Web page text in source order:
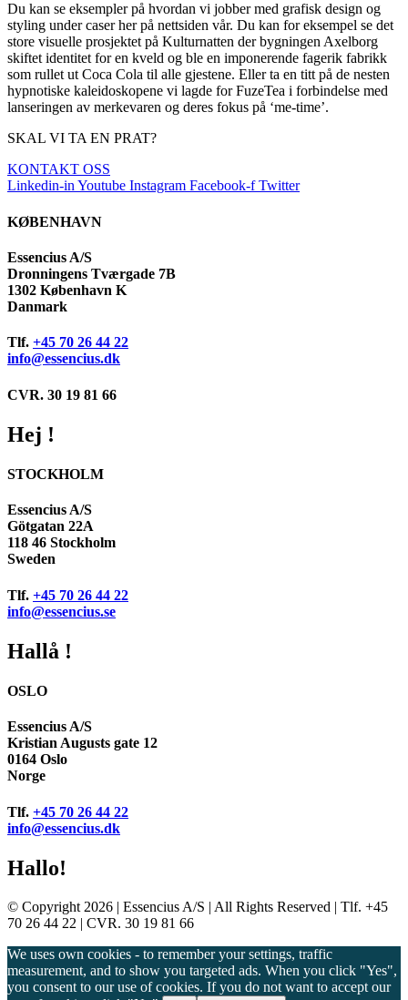
Du kan se eksempler på hvordan vi jobber med grafisk design og
styling under caser her på nettsiden vår. Du kan for eksempel se det
store visuelle prosjektet på Kulturnatten der bygningen Axelborg
skiftet identitet for en kveld og ble en imponerende fagerik fabrikk
som rullet ut Coca Cola til alle gjestene. Eller ta en titt på de nesten
hypnotiske kaleidoskopene vi lagde for FuzeTea i forbindelse med
lanseringen av merkevaren og deres fokus på ‘me-time’.
SKAL VI TA EN PRAT?
KONTAKT OSS
Linkedin-inYoutube Instagram Facebook-f Twitter
KØBENHAVN
Essencius A/S
Dronningens Tværgade 7B
1302 København K
Danmark
Tlf. +45 70 26 44 22
info@essencius.dk
CVR. 30 19 81 66
Hej !
STOCKHOLM
Essencius A/S
Götgatan 22A
118 46 Stockholm
Sweden
Tlf. +45 70 26 44 22
info@essencius.se
Hallå !
OSLO
Essencius A/S
Kristian Augusts gate 12
0164 Oslo
Norge
Tlf. +45 70 26 44 22
info@essencius.dk
Hallo!
© Copyright 2026 | Essencius A/S | All Rights Reserved | Tlf. +45
70 26 44 22 | CVR. 30 19 81 66
We uses own cookies - to remember your settings, traffic
measurement, and to show you targeted ads. When you click "Yes",
you consent to our use of cookies. If you do not want to accept our